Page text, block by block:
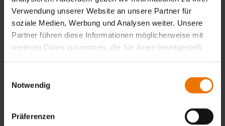
Verwendung unserer Website an unsere Partner für
soziale Medien, Werbung und Analysen weiter. Unsere
Partner führen diese Informationen möglicherweise mit
weiteren Daten zusammen, die Sie ihnen bereitgestellt
Notwendig
Präferenzen
GSI Leistungsübersicht
GSI Leistungsübersicht Deutsch